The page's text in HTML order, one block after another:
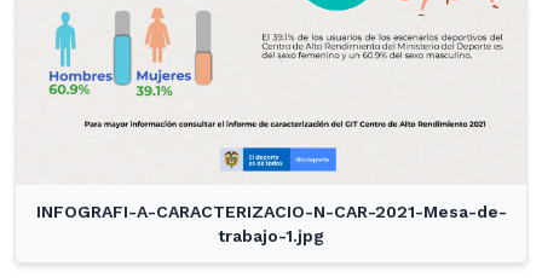
INFOGRAFI-A-CARACTERIZACIO-N-CAR-2021-Mesa-de-
trabajo-1.jpg